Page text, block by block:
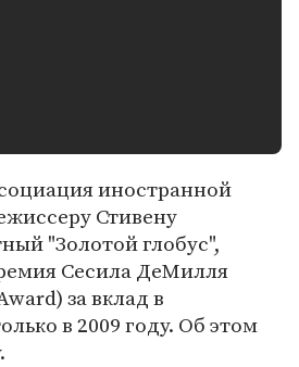
иностранной
Стивену
"Золотой глобус",
Сесила ДеМилля
за вклад в
в 2009 году. Об этом